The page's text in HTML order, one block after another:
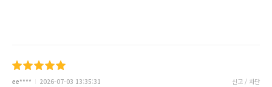
ee**** 2026-07-03 13:35:31 신고 / 차단